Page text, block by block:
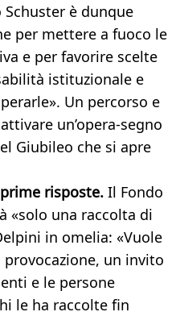
è dunque
per mettere a fuoco le
e per favorire scelte
istituzionale e
Un percorso e
un’opera-segno
Giubileo che si apre
risposte. Il Fondo
«solo una raccolta di
in omelia: «Vuole
un invito
e le persone
le ha raccolte fin